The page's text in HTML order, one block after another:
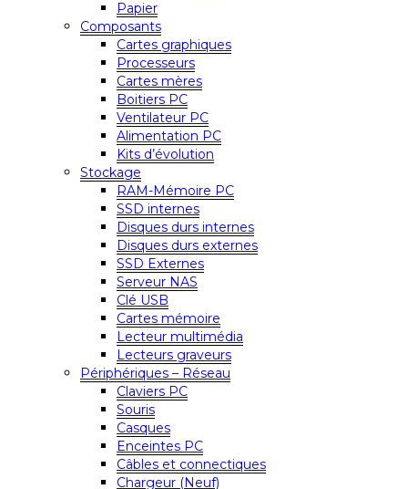
Papier
Composants
Cartes graphiques
Processeurs
Cartes mères
Boitiers PC
Ventilateur PC
Alimentation PC
Kits d’évolution
Stockage
RAM-Mémoire PC
SSD internes
Disques durs internes
Disques durs externes
SSD Externes
Serveur NAS
Clé USB
Cartes mémoire
Lecteur multimédia
Lecteurs graveurs
Périphériques – Réseau
Claviers PC
Souris
Casques
Enceintes PC
Câbles et connectiques
Chargeur (Neuf)